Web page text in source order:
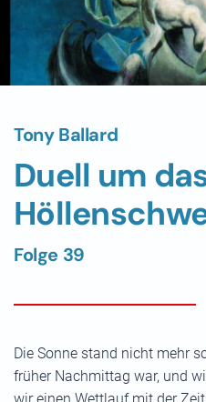
Tony Ballard
Duell um
Folge 39
Die Sonne stand nicht mehr
früher Nachmittag war, und